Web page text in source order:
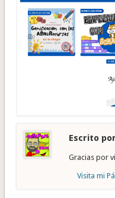
Escrito por
Gracias por
Visita mi